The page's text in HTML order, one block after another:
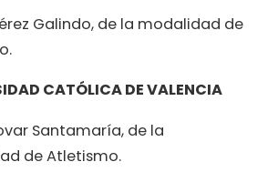
Galindo, de la modalidad de
CATÓLICA DE VALENCIA
Santamaría, de la
de Atletismo.